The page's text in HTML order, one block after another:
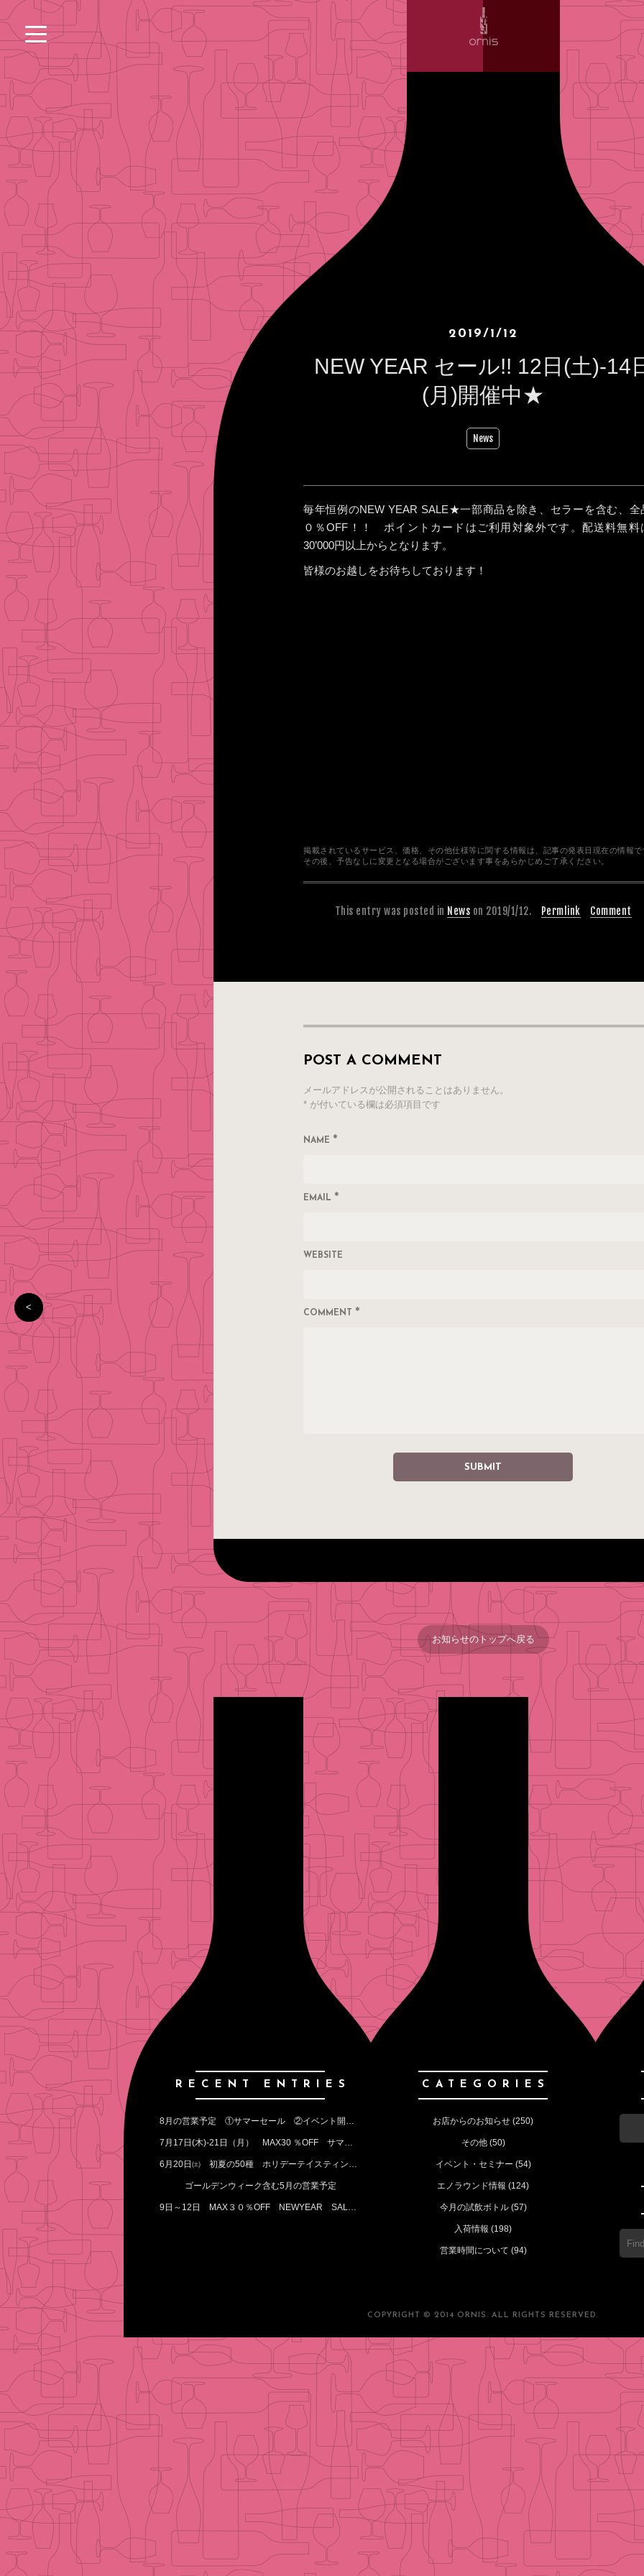
2019/1/12
NEW YEAR セール!! 12日(土)-14
(月)開催中★
News
毎年恒例のNEW YEAR SALE★一部商品を除き、セラーを含む、全
０％OFF！！ ポイントカードはご利用対象外です。配送料無料
30’000円以上からとなります。
皆様のお越しをお待ちしております！
掲載されているサービス、価格、その他仕様等に関する情報は、記事の発表日現在の情報で
その後、予告なしに変更となる場合がございます事をあらかじめご了承ください。
This entry was posted in News on 2019/1/12. Permlink Comment
POST A COMMENT
メールアドレスが公開されることはありません。
* が付いている欄は必須項目です
NAME *
EMAIL *
WEBSITE
COMMENT *
あけましておめでとうございます！新年は3日から営業いたします。
お知らせのトップへ戻る
RECENT ENTRIES
8月の営業予定 ①サマーセール ②イベント開催 お知らせ
7月17日(木)‐21日（月） MAX30 ％OFF サマーセールのお知らせ
6月20日㈯ 初夏の50種 ホリデーテイスティングイベントのお知らせ
ゴールデンウィーク含む5月の営業予定
9日～12日 MAX３０％OFF NEWYEAR SALE （今月の定休日も）
CATEGORIES
お店からのお知らせ (250)
その他(50)
イベント・セミナー (54)
エノラウンド情報 (124)
今月の試飲ボトル(57)
入荷情報 (198)
営業時間について (94)
COPYRIGHT © 2014 ORNIS. ALL RIGHTS RESERVED.